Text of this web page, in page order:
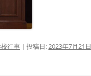
行事 | 投稿日:2023年7月21日